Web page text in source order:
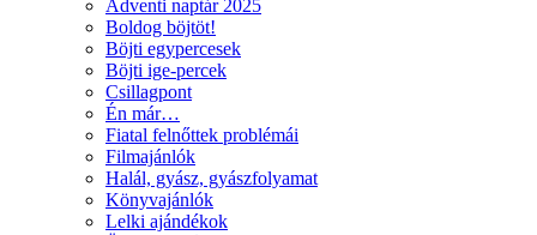
Adventi naptár 2025
Boldog böjtöt!
Böjti egypercesek
Böjti ige-percek
Csillagpont
Én már…
Fiatal felnőttek problémái
Filmajánlók
Halál, gyász, gyászfolyamat
Könyvajánlók
Lelki ajándékok